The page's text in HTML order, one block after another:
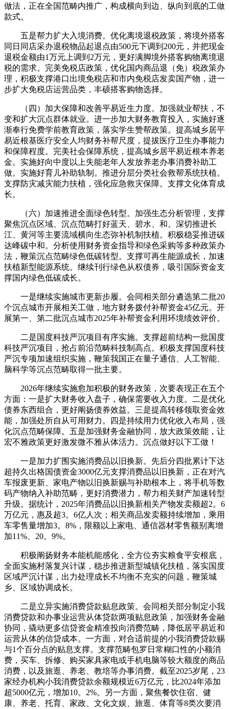
做法，正在全国范畴内推广，构成横向到边、纵向到底的工做
款式。
五是帮力扩大入境消费。优化离境退税政策，将境外搭客
同日同店采办退税物品起退点由500元下调到200元，并把现金
退税金额由1万元上调到2万元，更好满脚境外搭客购物离境退
税的需求。完美免税店政策，优化国内商品退（免）税政策办
理，积极支撑港口出境免税店和市内免税店发卖国产物，进一
步扩大免税店运营品类，丰硕搭客购物选择。
（四）加大保障和改善平易近生力度。加强就业帮扶，不
变和扩大沉点群体就业。进一步加大财务教育投入，实施好逐
渐奉行免费学前教育政策，落实学生赞帮政策。提高城乡居平
易近根基医疗安全人均财务补帮尺度，提拔医疗卫生办事能力
和保障程度。完美社会保障系统，提高城乡居平易近根本养老
金。实施好向中度以上失能老年人发放养老办事消费补助工
做。实施好育儿补助轨制。推进分层分类社会救帮系统扶植。
支撑防灾减灾能力扶植，强化应急救灾保障。支撑文化体育成
长。
（六）加速推进全面绿色转型。加强生态分析管理，支撑
聚焦沉点区域、沉点范畴打好蓝天、碧水、和。深切推进长
江、黄河等主要流域横向生态弥补机制扶植。积极稳妥推进碳
达峰碳中和。分析使用财务资金指导和绿色采购等多种政策办
法，鞭策沉点范畴绿色低碳转型。支撑可再生能源成长，加速
扶植新型能源系统。继续刊行绿色从权债券，吸引国际资金支
撑国内绿色低碳成长。
一是继续实施城市更新步履。会同相关部分遴选第二批20
个沉点城市开展相关工做，地方财务拨付补帮资金45亿元。开
展第一、第二批沉点城市2025年补帮资金利用环境绩效评价。
二是国度科技严沉项目有序实施。支撑超前结构一批国度
科技严沉项目，抢占前沿范畴科技制高点。积极支撑国度科技
严沉专项加速组织实施，鞭策我国正在量子通信、人工智能、
脑科学等沉点范畴取得一批主要。
2026年继续实施愈加积极的财务政策，次要表现正在五个
方面：一是扩大财务收入盘子，确保需要收入力度。二是优化
债券东西组合，更好阐扬债券效益。三是提高转移领取资金效
能，加强处所自从可用财力。四是持续用力优化收入布局，强
化沉点范畴保障。五是加强财务金融协同，放大政策效能，让
宏不雅政策更好激发微不雅从体活力。沉点做好以下工做！
一是加力扩围实施消费品以旧换新。先后分四批累计下达
超持久出格国债资金3000亿元支撑消费品以旧换新，正在对汽
车报废更新、家电产物以旧换新赐与补助根本上，将手机等数
码产物纳入补助范畴，更好消费潜力，帮力相关财产加速转型
升级。据统计，2025年消费品以旧换新相关产物发卖额超2。6
万亿元，惠及超3。6亿人次；相关商品发卖额持续增加，乘用
车零售量增加3。8%，限额以上家电、通信器材零售额别离增
加11%、20。9%。
积极阐扬财务本能机能感化，全方位夯实粮食平安根底，
全面实施村落复兴计谋，稳步推进新型城镇化扶植，落实国度
区域严沉计谋，出力处理成长不均衡不充实的问题，鞭策城
乡、区域协调成长。
二是立异实施消费贷款贴息政策。会同相关部分制定小我
消费贷款和办事业运营从体贷款两项贴息政策，加强财务金融
协同，撬动更多信贷资金精准投向消费范畴，降低居平易近和
运营从体的信贷成本。一方面，对合适前提的小我消费贷款赐
与1个百分点的贴息支撑。支撑范畴包罗日常糊口性的小额消
费，买车、拆修、购买家具家电或手机电脑等较大额度的商品
消费，以及旅逛、养老、教培等办事消费。截至2025岁尾，23
家经办机构小我消费贷款余额规模近6万亿元，比2024年添加
超5000亿元，增加10。2%。另一方面，聚焦餐饮住宿、健
康、养老、托育、家政、文化文娱、旅逛、体育等8类次要消